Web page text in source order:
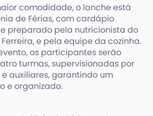
comodidade, o lanche está
de Férias, com cardápio
preparado pela nutricionista do
Ferreira, e pela equipe da cozinha.
os participantes serão
turmas, supervisionadas por
auxiliares, garantindo um
e organizado.